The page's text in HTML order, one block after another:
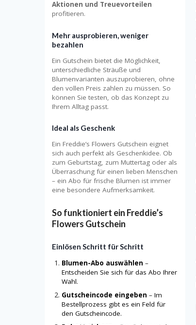
Aktionen und Treuevorteilen
profitieren.
Mehr ausprobieren, weniger
bezahlen
Ein Gutschein bietet die Möglichkeit,
unterschiedliche Sträuße und
Blumenvarianten auszuprobieren, ohne
den vollen Preis zahlen zu müssen. So
können Sie testen, ob das Konzept zu
Ihrem Alltag passt.
Ideal als Geschenk
Ein Freddie’s Flowers Gutschein eignet
sich auch perfekt als Geschenkidee. Ob
zum Geburtstag, zum Muttertag oder als
Überraschung für einen lieben Menschen
– ein Abo für frische Blumen ist immer
eine besondere Aufmerksamkeit.
So funktioniert ein Freddie’s
Flowers Gutschein
Einlösen Schritt für Schritt
Blumen-Abo auswählen –
Entscheiden Sie sich für das Abo Ihrer
Wahl.
Gutscheincode eingeben – Im
Bestellprozess gibt es ein Feld für
den Gutscheincode.